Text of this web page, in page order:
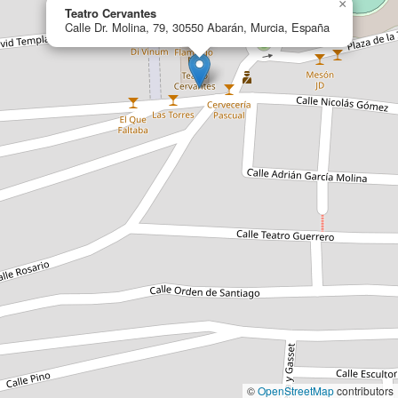
Teatro Cervantes
Calle Dr. Molina, 79, 30550 Abarán, Murcia, España
×
©OpenStreetMapcontributors